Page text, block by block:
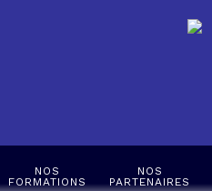
NOS
FORMATIONS
NOS
PARTENAIRES